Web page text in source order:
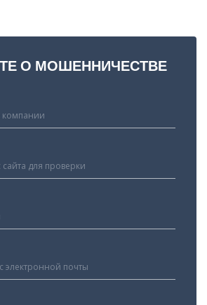
О МОШЕННИЧЕСТВЕ